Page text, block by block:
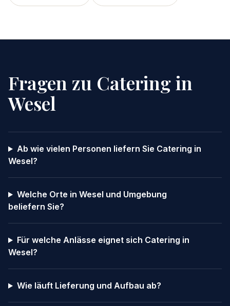
Fragen zu Catering in
Wesel
Ab wie vielen Personen liefern Sie Catering in
Wesel?
Welche Orte in Wesel und Umgebung
beliefern Sie?
Für welche Anlässe eignet sich Catering in
Wesel?
Wie läuft Lieferung und Aufbau ab?